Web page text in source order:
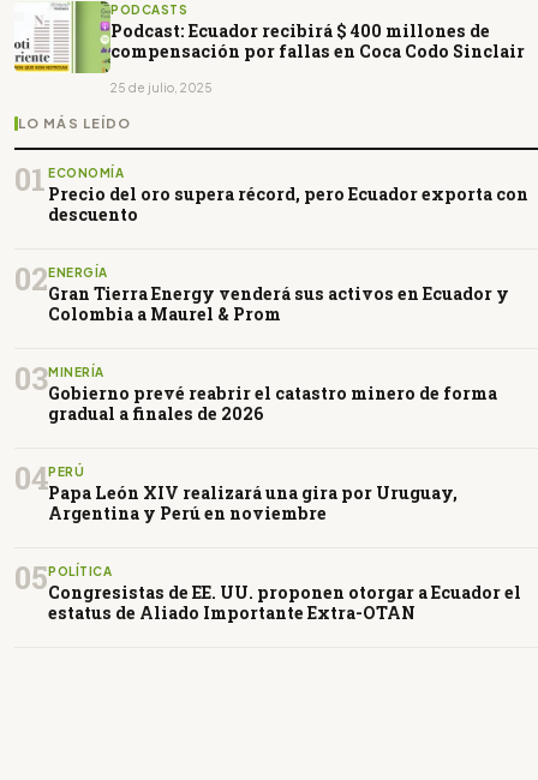
PODCASTS
Podcast: Ecuador recibirá $ 400 millones de
compensación por fallas en Coca Codo Sinclair
25 de julio, 2025
LO MÁS LEÍDO
01 ECONOMÍA
Precio del oro supera récord, pero Ecuador exporta con
descuento
02ENERGÍA
Gran Tierra Energy venderá sus activos en Ecuador y
Colombia a Maurel & Prom
03MINERÍA
Gobierno prevé reabrir el catastro minero de forma
gradual a finales de 2026
04PERÚ
Papa León XIV realizará una gira por Uruguay,
Argentina y Perú en noviembre
05POLÍTICA
Congresistas de EE. UU. proponen otorgar a Ecuador el
estatus de Aliado Importante Extra-OTAN